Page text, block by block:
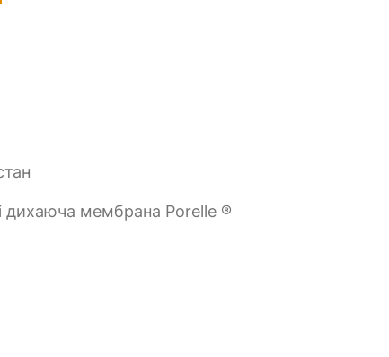
дихаюча мембрана Porelle ®